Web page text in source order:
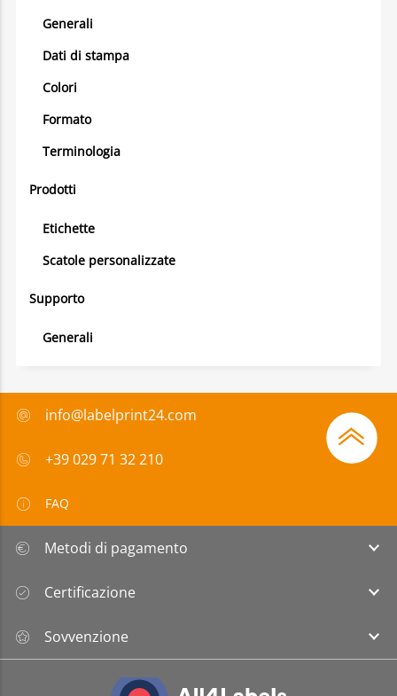
Generali
Dati di stampa
Colori
Formato
Terminologia
Prodotti
Etichette
Scatole personalizzate
Supporto
Generali
info@labelprint24.com
+39 029 71 32 210
FAQ
Metodi di pagamento
Certificazione
Sovvenzione